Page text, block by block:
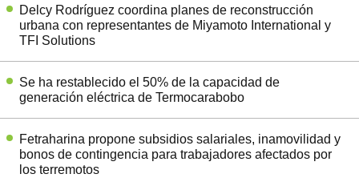
Delcy Rodríguez coordina planes de reconstrucción
urbana con representantes de Miyamoto International y
TFI Solutions
Se ha restablecido el 50% de la capacidad de
generación eléctrica de Termocarabobo
Fetraharina propone subsidios salariales, inamovilidad y
bonos de contingencia para trabajadores afectados por
los terremotos